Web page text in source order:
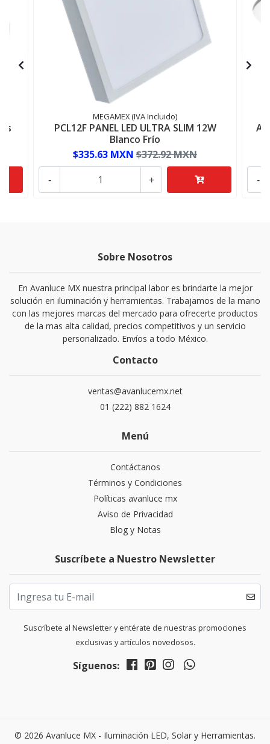
MEGAMEX (IVA Incluido)
PCL12F PANEL LED ULTRA SLIM 12W
Blanco Frío
$335.63 MXN $372.92 MXN
+
- -
Sobre Nosotros
En Avanluce MX nuestra principal labor es brindarte la mejor
solución en iluminación y herramientas. Trabajamos de la mano
con las mejores marcas del mercado para ofrecerte productos
de la mas alta calidad, precios competitivos y un servicio
personalizado. Envíos a todo México.
Contacto
ventas@avanlucemx.net
01 (222) 882 1624
Menú
Contáctanos
Términos y Condiciones
Políticas avanluce mx
Aviso de Privacidad
Blog y Notas
Suscríbete a Nuestro Newsletter
Suscríbete al Newsletter y entérate de nuestras promociones
exclusivas y artículos novedosos.
Síguenos:
© 2026 Avanluce MX - Iluminación LED, Solar y Herramientas.